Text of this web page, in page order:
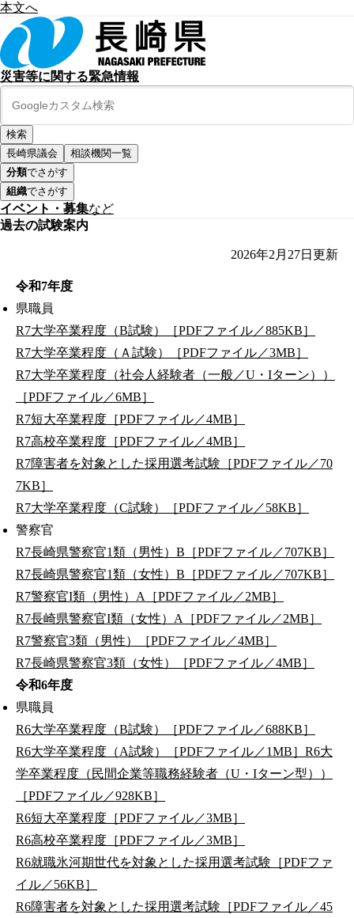
本文へ
災害等に関する緊急情報
長崎県議会
相談機関一覧
分類でさがす
組織でさがす
イベント・募集など
過去の試験案内
2026年2月27日 更新
令和7年度
県職員
R7大学卒業程度（B試験）［PDFファイル／885KB］
R7大学卒業程度（Ａ試験）［PDFファイル／3MB］
R7大学卒業程度（社会人経験者（一般／U・Iターン））
［PDFファイル／6MB］
R7短大卒業程度［PDFファイル／4MB］
R7高校卒業程度［PDFファイル／4MB］
R7障害者を対象とした採用選考試験［PDFファイル／70
7KB］
R7大学卒業程度（C試験）［PDFファイル／58KB］
警察官
R7長崎県警察官1類（男性）B［PDFファイル／707KB］
R7長崎県警察官1類（女性）B［PDFファイル／707KB］
R7警察官I類（男性）A［PDFファイル／2MB］
R7長崎県警察官I類（女性）A［PDFファイル／2MB］
R7警察官3類（男性）［PDFファイル／4MB］
R7長崎県警察官3類（女性）［PDFファイル／4MB］
令和6年度
県職員
R6大学卒業程度（B試験）［PDFファイル／688KB］
R6大学卒業程度（A試験）［PDFファイル／1MB］ R6大
学卒業程度（民間企業等職務経験者（U・Iターン型））
［PDFファイル／928KB］
R6短大卒業程度［PDFファイル／3MB］
R6高校卒業程度［PDFファイル／3MB］
R6就職氷河期世代を対象とした採用選考試験［PDFファ
イル／56KB］
R6障害者を対象とした採用選考試験［PDFファイル／45